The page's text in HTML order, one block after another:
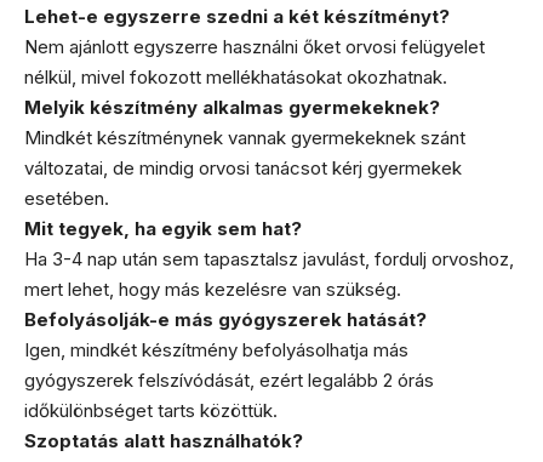
Lehet-e egyszerre szedni a két készítményt?
Nem ajánlott egyszerre használni őket orvosi felügyelet
nélkül, mivel fokozott mellékhatásokat okozhatnak.
Melyik készítmény alkalmas gyermekeknek?
Mindkét készítménynek vannak gyermekeknek szánt
változatai, de mindig orvosi tanácsot kérj gyermekek
esetében.
Mit tegyek, ha egyik sem hat?
Ha 3-4 nap után sem tapasztalsz javulást, fordulj orvoshoz,
mert lehet, hogy más kezelésre van szükség.
Befolyásolják-e más gyógyszerek hatását?
Igen, mindkét készítmény befolyásolhatja más
gyógyszerek felszívódását, ezért legalább 2 órás
időkülönbséget tarts közöttük.
Szoptatás alatt használhatók?